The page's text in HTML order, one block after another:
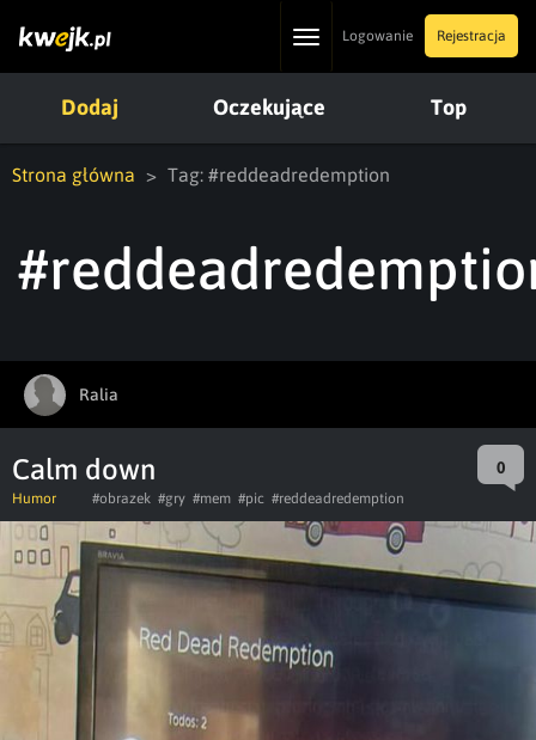
ToggleLogowanie Rejestracja
Dodaj Oczekujące Top
Strona główna Tag: #reddeadredemption
Ralia
Calm down 0
Humor #obrazek #gry #mem #pic #reddeadredemption